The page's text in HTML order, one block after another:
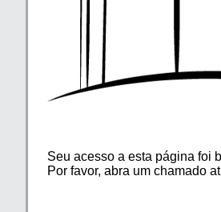
Seu acesso a esta página foi
Por favor, abra um chamado